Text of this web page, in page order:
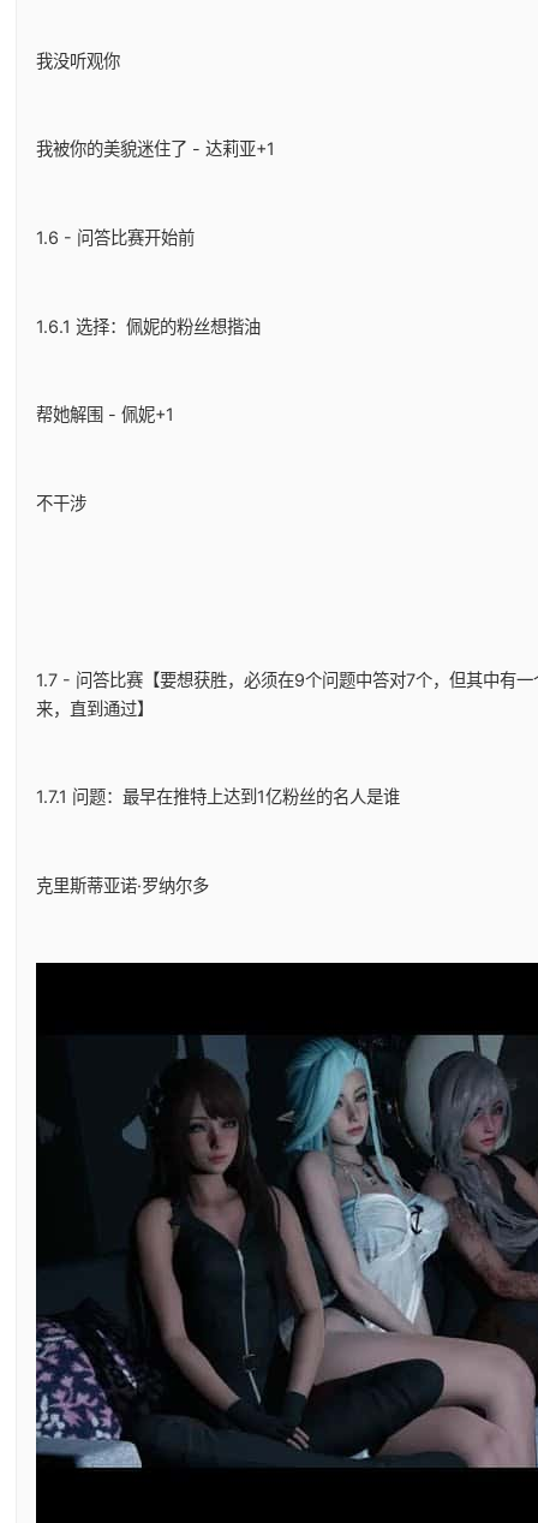
我没听观你
我被你的美貌迷住了 - 达莉亚+1
1.6 - 问答比赛开始前
1.6.1 选择：佩妮的粉丝想揩油
帮她解围 - 佩妮+1
不干涉
1.7 - 问答比赛【要想获胜，必须在9个问题中答对7个，但其中有
来，直到通过】
1.7.1 问题：最早在推特上达到1亿粉丝的名人是谁
克里斯蒂亚诺·罗纳尔多